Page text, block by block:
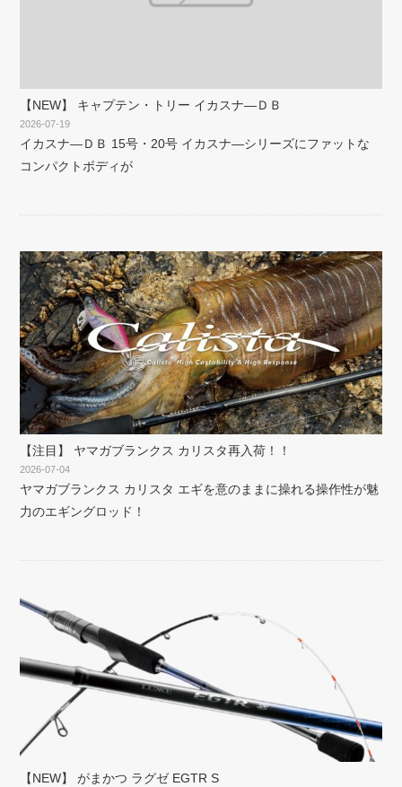
【NEW】 キャプテン・トリー イカスナ―ＤＢ
2026-07-19
イカスナ―ＤＢ 15号・20号 イカスナ―シリーズにファットな
コンパクトボディが
【注目】 ヤマガブランクス カリスタ再入荷！！
2026-07-04
ヤマガブランクス カリスタ エギを意のままに操れる操作性が魅
力のエギングロッド！
【NEW】 がまかつ ラグゼ EGTR S